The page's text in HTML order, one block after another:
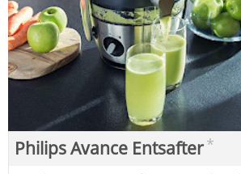
Philips Avance Entsafter*